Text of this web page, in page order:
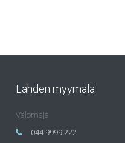
Lahden myymälä
Valomaja
044 9999 222